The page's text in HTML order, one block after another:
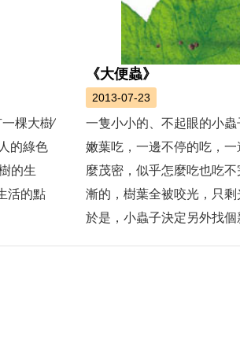
棵大樹∕
的綠色
的生
活的點
《大便蟲》
2013-07-23
一隻小小的、不起眼的小
嫩葉吃，一邊不停的吃，
麼茂密，似乎怎麼吃也吃
漸的，樹葉全被咬光，只剩
於是，小蟲子決定另外找